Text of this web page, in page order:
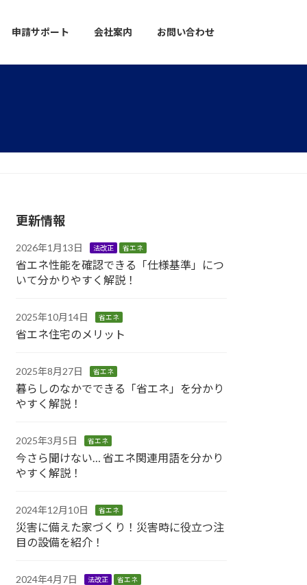
申請サポート 会社案内 お問い合わせ
更新情報
2026年1月13日 法改正 省エネ
省エネ性能を確認できる「仕様基準」につ
いて分かりやすく解説！
2025年10月14日 省エネ
省エネ住宅のメリット
2025年8月27日 省エネ
暮らしのなかでできる「省エネ」を分かり
やすく解説！
2025年3月5日 省エネ
今さら聞けない… 省エネ関連用語を分かり
やすく解説！
2024年12月10日 省エネ
災害に備えた家づくり！災害時に役立つ注
目の設備を紹介！
2024年4月7日 法改正 省エネ